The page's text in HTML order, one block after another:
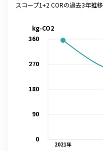
スコープ1+2 CORの過去3年推移
2021年
0
90
180
270
360
kg-CO2